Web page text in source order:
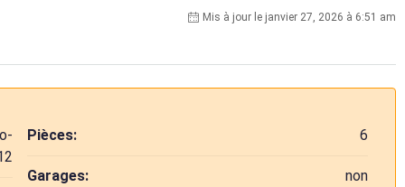
Mis à jour le janvier 27, 2026 à 6:51 am
Pièces: 6
Garages: non